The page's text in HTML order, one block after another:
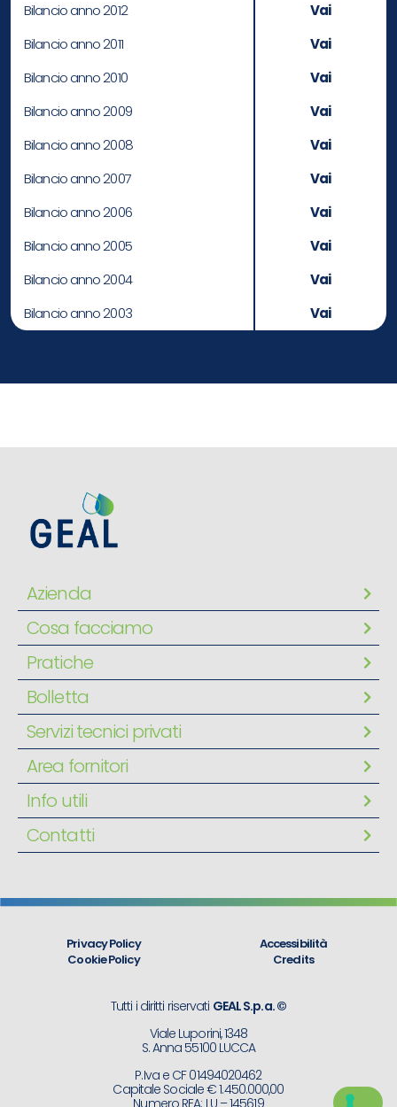
Bilancio anno 2012
Vai
Bilancio anno 2011
Vai
Bilancio anno 2010
Vai
Bilancio anno 2009
Vai
Bilancio anno 2008
Vai
Bilancio anno 2007
Vai
Bilancio anno 2006
Vai
Bilancio anno 2005
Vai
Bilancio anno 2004
Vai
Bilancio anno 2003
Vai
Azienda
Cosa facciamo
Pratiche
Bolletta
Servizi tecnici privati
Area fornitori
Info utili
Contatti
Privacy Policy
Cookie Policy
Accessibilità
Credits
Tutti i diritti riservati GEAL S.p.a. ©
Viale Luporini, 1348
S. Anna 55100 LUCCA
P.Iva e CF 01494020462
Capitale Sociale € 1.450.000,00